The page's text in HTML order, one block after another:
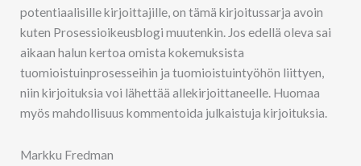
potentiaalisille kirjoittajille, on tämä kirjoitussarja avoin
kuten Prosessioikeusblogi muutenkin. Jos edellä oleva sai
aikaan halun kertoa omista kokemuksista
tuomioistuinprosesseihin ja tuomioistuintyöhön liittyen,
niin kirjoituksia voi lähettää allekirjoittaneelle. Huomaa
myös mahdollisuus kommentoida julkaistuja kirjoituksia.
Markku Fredman